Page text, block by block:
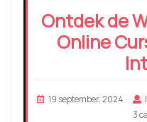
Ontdek de
Online
19 september, 2024
3